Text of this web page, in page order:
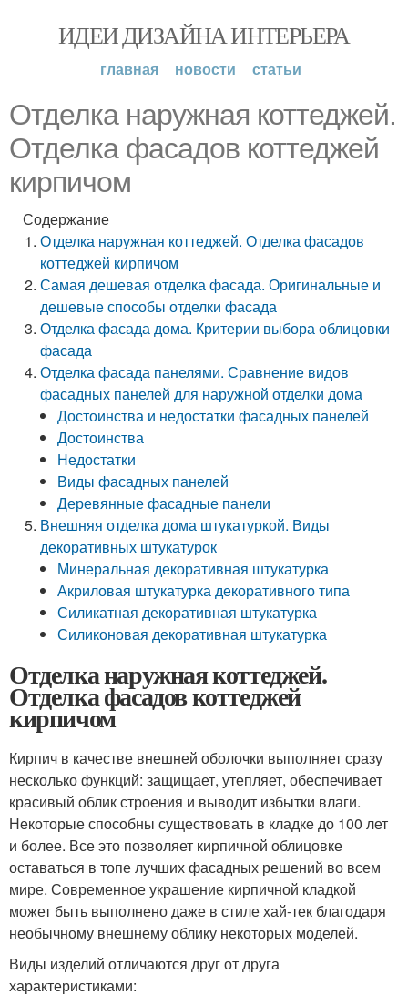
ИДЕИ ДИЗАЙНА ИНТЕРЬЕРА
главная новости статьи
Отделка наружная коттеджей.
Отделка фасадов коттеджей
кирпичом
Содержание
Отделка наружная коттеджей. Отделка фасадов
коттеджей кирпичом
Самая дешевая отделка фасада. Оригинальные и
дешевые способы отделки фасада
Отделка фасада дома. Критерии выбора облицовки
фасада
Отделка фасада панелями. Сравнение видов
фасадных панелей для наружной отделки дома
Достоинства и недостатки фасадных панелей
Достоинства
Недостатки
Виды фасадных панелей
Деревянные фасадные панели
Внешняя отделка дома штукатуркой. Виды
декоративных штукатурок
Минеральная декоративная штукатурка
Акриловая штукатурка декоративного типа
Силикатная декоративная штукатурка
Силиконовая декоративная штукатурка
Отделка наружная коттеджей.
Отделка фасадов коттеджей
кирпичом
Кирпич в качестве внешней оболочки выполняет сразу
несколько функций: защищает, утепляет, обеспечивает
красивый облик строения и выводит избытки влаги.
Некоторые способны существовать в кладке до 100 лет
и более. Все это позволяет кирпичной облицовке
оставаться в топе лучших фасадных решений во всем
мире. Современное украшение кирпичной кладкой
может быть выполнено даже в стиле хай-тек благодаря
необычному внешнему облику некоторых моделей.
Виды изделий отличаются друг от друга
характеристиками: